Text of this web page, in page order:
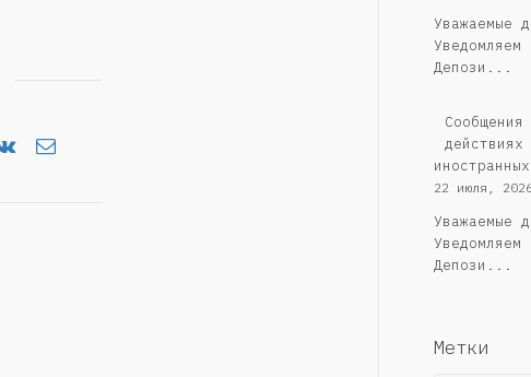
Уважаемые
Депози...
22 июля, 2026
Уважаемые
Депози...
Метки